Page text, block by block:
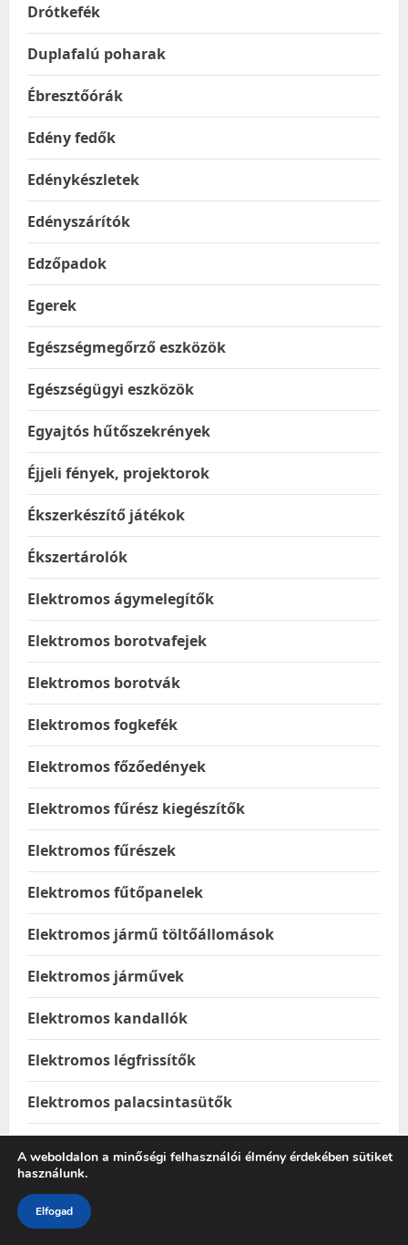
Drótkefék
Duplafalú poharak
Ébresztőórák
Edény fedők
Edénykészletek
Edényszárítók
Edzőpadok
Egerek
Egészségmegőrző eszközök
Egészségügyi eszközök
Egyajtós hűtőszekrények
Éjjeli fények, projektorok
Ékszerkészítő játékok
Ékszertárolók
Elektromos ágymelegítők
Elektromos borotvafejek
Elektromos borotvák
Elektromos fogkefék
Elektromos főzőedények
Elektromos fűrész kiegészítők
Elektromos fűrészek
Elektromos fűtőpanelek
Elektromos jármű töltőállomások
Elektromos járművek
Elektromos kandallók
Elektromos légfrissítők
Elektromos palacsintasütők
Élelmiszer & Ital
A weboldalon a minőségi felhasználói élmény érdekében sütiket
használunk.
Elfogad